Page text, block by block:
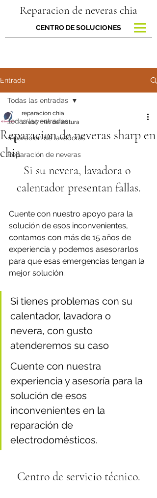
Reparacion de neveras chia
CENTRO DE SOLUCIONES
Entrada
Todas las entradas
reparacion de lavadoras
Reparación de neveras
Todas las entradas
Reparacion de neveras sharp en
chia
reparacion chia
2 feb7 min de lectura
Si su nevera, lavadora o
calentador presentan fallas.
Cuente con nuestro apoyo para la
solución de esos inconvenientes,
contamos con más de 15 años de
experiencia y podemos asesorarlos
para que esas emergencias tengan la
mejor solución.
Si tienes problemas con su
calentador, lavadora o
nevera, con gusto
atenderemos su caso
Cuente con nuestra
experiencia y asesoría para la
solución de esos
inconvenientes en la
reparación de
electrodomésticos.
Centro de servicio técnico.